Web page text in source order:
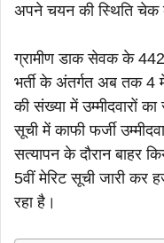
अपने चयन की स्थिति चेक
ग्रामीण डाक सेवक के
भर्ती के अंतर्गत अब तक 4
की संख्या में उम्मीदवारों
सूची में काफी फर्जी
सत्यापन के दौरान बाहर
5वीं मेरिट सूची जारी कर
रहा है।